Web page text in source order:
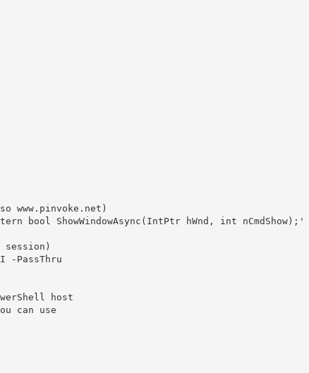
www.pinvoke.net)
ShowWindowAsync(IntPtr hWnd, int nCmdShow);'
-PassThru
host
can use